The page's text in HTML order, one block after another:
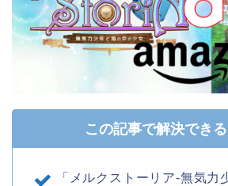
この記事で解決でき
「メルクストーリア-無気力